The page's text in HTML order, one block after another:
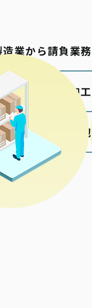
造業から請負業務
包材の加工
各種検品梱包